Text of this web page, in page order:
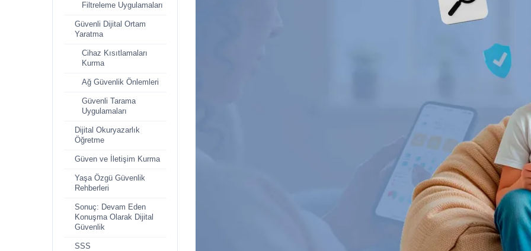
Filtreleme Uygulamaları
Güvenli Dijital Ortam
Yaratma
Cihaz Kısıtlamaları
Kurma
Ağ Güvenlik Önlemleri
Güvenli Tarama
Uygulamaları
Dijital Okuryazarlık
Öğretme
Güven ve İletişim Kurma
Yaşa Özgü Güvenlik
Rehberleri
Sonuç: Devam Eden
Konuşma Olarak Dijital
Güvenlik
SSS